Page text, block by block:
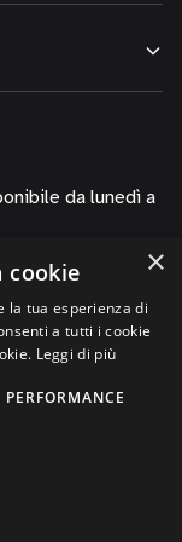
da lunedì a
×
cookie
la tua esperienza di
a tutti i cookie
Leggi di più
PERFORMANCE